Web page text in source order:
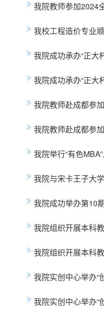
我院教师参加2024
我校工程造价专业
我院成功承办“正大
我院成功承办“正大
我院教师赴成都参
我院教师赴成都参
我院举行“有色
我院与宋卡王子大
我院成功举办第10
我院组织开展本科
我院组织开展本科
我院实创中心举办“
我院实创中心举办“